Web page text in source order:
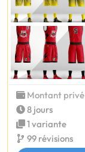
Montant privé
8 jours
1 variante
99 révisions